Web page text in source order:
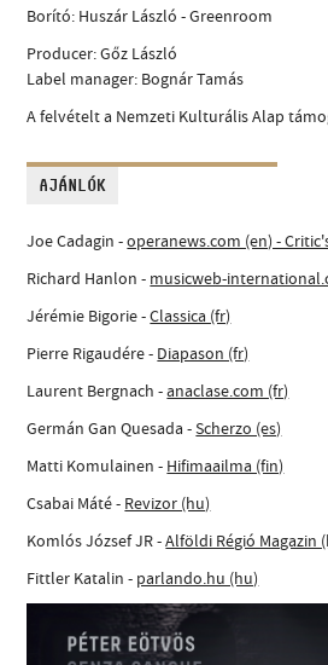
Borító: Huszár László - Greenroom
Producer: Gőz László
Label manager: Bognár Tamás
A felvételt a Nemzeti Kulturális Alap
AJÁNLÓK
Joe Cadagin -operanews.com (en) -
Richard Hanlon - musicweb-
Jérémie Bigorie -Classica (fr)
Pierre Rigaudére - Diapason (fr)
Laurent Bergnach -anaclase.com (fr)
Germán Gan Quesada -Scherzo (es)
Matti Komulainen - Hifimaailma (fin)
Csabai Máté - Revizor (hu)
Komlós József JR -Alföldi Régió Magazin
Fittler Katalin - parlando.hu (hu)